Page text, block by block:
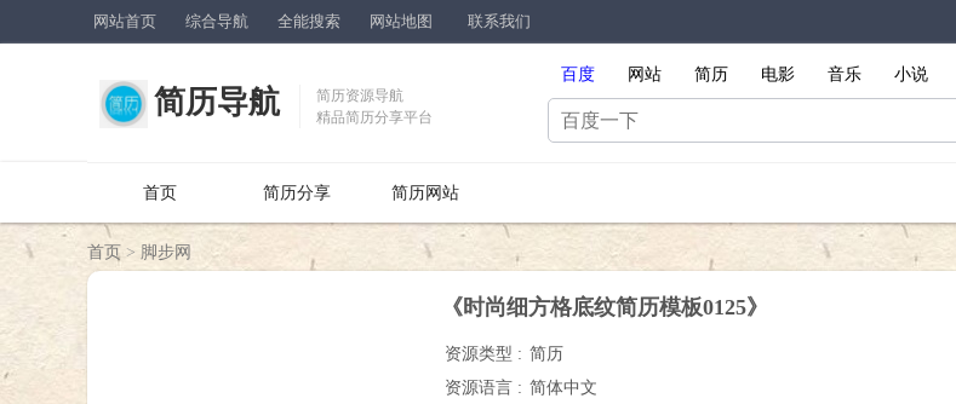
网站首页 综合导航 全能搜索 网站地图 联系我们
简历导航
简历资源导航
精品简历分享平台
百度 网站 简历 电影 音乐 小说
首页 简历分享 简历网站
首页 > 脚步网
《时尚细方格底纹简历模板0125》
资源类型 : 简历
资源语言 : 简体中文